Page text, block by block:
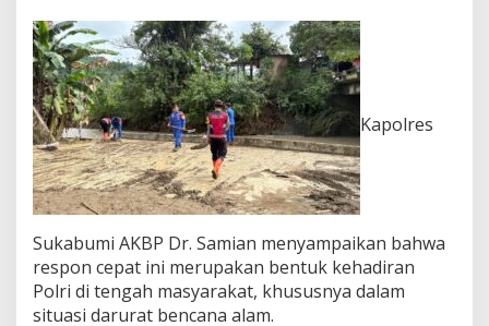
o
n
g
s
o
r
d
i
N
y
i
d
u
Kapolres
Sukabumi AKBP Dr. Samian menyampaikan bahwa
respon cepat ini merupakan bentuk kehadiran
Polri di tengah masyarakat, khususnya dalam
situasi darurat bencana alam.